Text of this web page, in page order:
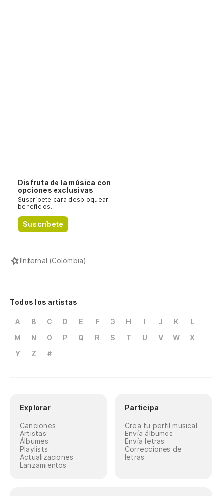
Disfruta de la música con
opciones exclusivas
Suscríbete para desbloquear
beneficios.
Suscríbete
IInfernal (Colombia)
Todos los artistas
A B C D E F G H I J K
L
M
N O P Q R S T U V W
X
Y
Z #
Explorar
Canciones
Artistas
Álbumes
Playlists
Actualizaciones
Lanzamientos
Participa
Crea tu perfil musical
Envía álbumes
Envía letras
Correcciones de
letras